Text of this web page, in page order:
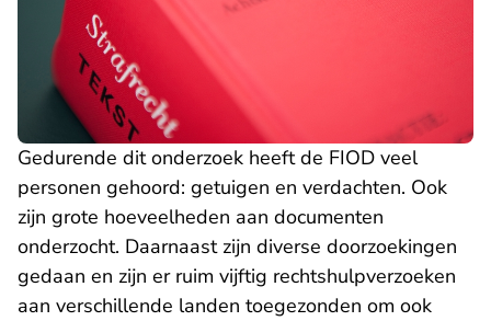
Gedurende dit onderzoek heeft de FIOD veel
personen gehoord: getuigen en verdachten. Ook
zijn grote hoeveelheden aan documenten
onderzocht. Daarnaast zijn diverse doorzoekingen
gedaan en zijn er ruim vijftig rechtshulpverzoeken
aan verschillende landen toegezonden om ook